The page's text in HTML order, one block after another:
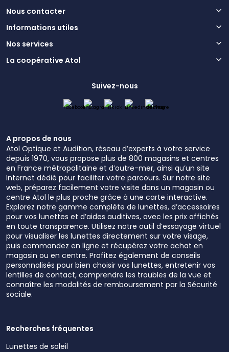
Nous contacter
Informations utiles
Nos services
La coopérative Atol
Suivez-nous
A propos de nous
Atol Optique et Audition, réseau d’experts à votre service
depuis 1970, vous propose plus de 800 magasins et centres
en France métropolitaine et d’outre-mer, ainsi qu’un site
Internet dédié pour faciliter votre parcours. Sur notre site
web, préparez facilement votre visite dans un magasin ou
centre Atol le plus proche grâce à une carte interactive.
Explorez notre gamme complète de lunettes, d’accessoires
pour vos lunettes et d’aides auditives, avec les prix affichés
en toute transparence. Utilisez notre outil d’essayage virtuel
pour visualiser les lunettes directement sur votre visage,
puis commandez en ligne et récupérez votre achat en
magasin ou en centre. Profitez également de conseils
personnalisés pour bien choisir vos lunettes, entretenir vos
lentilles de contact, comprendre les troubles de la vue et
connaître les modalités de remboursement par la Sécurité
sociale.
Recherches fréquentes
Lunettes de soleil